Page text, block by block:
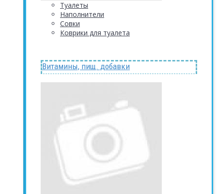
Туалеты
Наполнители
Совки
Коврики для туалета
Витамины, пищ. добавки